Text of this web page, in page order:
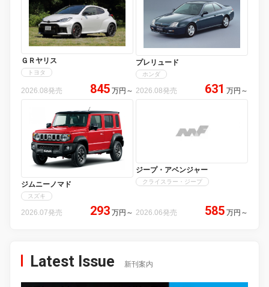
ＧＲヤリス
トヨタ
2026.08発売 845 万円 ～
プレリュード
ホンダ
2026.08発売 631 万円 ～
ジムニーノマド
スズキ
2026.07発売 293 万円 ～
ジープ・アベンジャー
クライスラー・ジープ
2026.06発売 585 万円 ～
Latest Issue 新刊案内